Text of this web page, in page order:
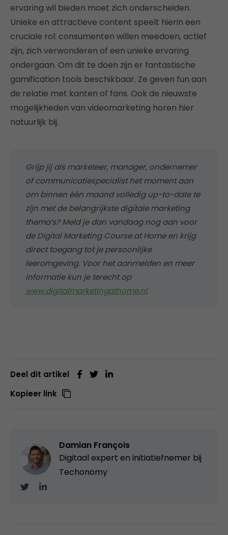
ervaring wil bieden moet zich onderscheiden.
Unieke en attractieve content speelt hierin een
cruciale rol: consumenten willen meedoen, actief
zijn, zich verwonderen of een unieke ervaring
ondergaan. Om dit te doen zijn er fantastische
gamification tools beschikbaar. Ze geven fun aan
de relatie met kanten of fans. Ook de nieuwste
mogelijkheden van videomarketing horen hier
natuurlijk bij.
Grijp jij als marketeer, manager, ondernemer
of communicatiespecialist het moment aan
om binnen één maand volledig up-to-date te
zijn met de belangrijkste digitale marketing
thema’s? Meld je dan vandaag nog aan voor
de Digital Marketing Course at Home en krijg
direct toegang tot je persoonlijke
leeromgeving. Voor het aanmelden en meer
informatie kun je terecht op
www.digitalmarketingathome.nl.
Deel dit artikel
Kopieer link
Damian François
Digitaal expert en initiatiefnemer bij
Techonomy